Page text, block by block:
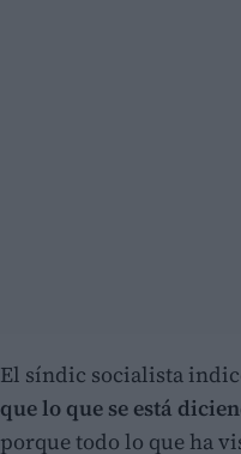
El síndic socialista
que lo que se está
porque todo lo que ha